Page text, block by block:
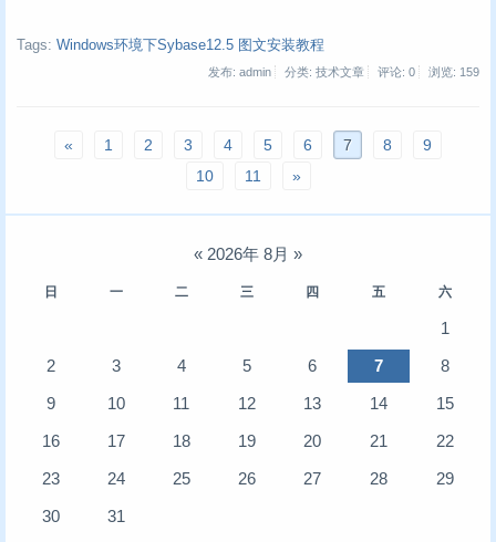
Tags: Windows环境下Sybase12.5 图文安装教程
发布: admin 分类: 技术文章 评论: 0 浏览: 159
« 1 2 3 4 5 6 7 8
9
10
11 »
« 2026年 8月 »
日 一 二 三 四 五 六
1
2
3 4 5 6 7
8
9
10 11 12 13 14
15
16
17 18 19 20 21
22
23
24 25 26 27 28
29
30
31